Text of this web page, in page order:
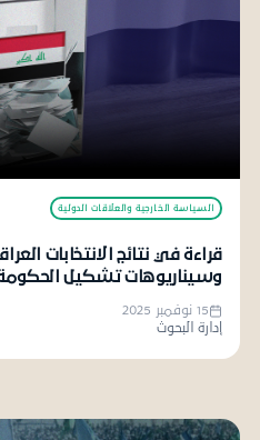
السياسة الخارجية والعلاقات الدولية
وسيناريوهات تشكيل الحكومة
15 نوفمبر 2025
إدارة البحوث